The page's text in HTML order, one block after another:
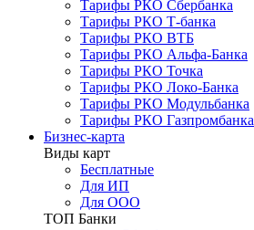
Тарифы РКО Сбербанка
Тарифы РКО Т-банка
Тарифы РКО ВТБ
Тарифы РКО Альфа-Банка
Тарифы РКО Точка
Тарифы РКО Локо-Банка
Тарифы РКО Модульбанка
Тарифы РКО Газпромбанка
Бизнес-карта
Виды карт
Бесплатные
Для ИП
Для ООО
ТОП Банки